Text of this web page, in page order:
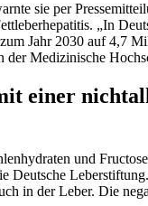
sie per
„In
Jahr 2030 auf 4,7
Medizinische
einer
und
Deutsche
in der Leber. Die